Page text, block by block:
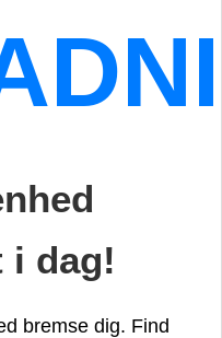
i dag!
bremse dig. Find